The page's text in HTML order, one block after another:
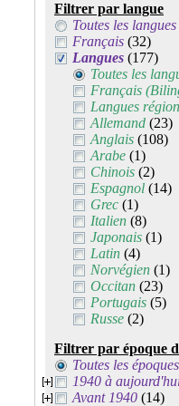
Filtrer par langue
Toutes les langues
Français (32)
Langues (177)
Toutes les
Français
Langues
Allemand (23)
Anglais (108)
Arabe (1)
Chinois (2)
Espagnol (14)
Grec (1)
Italien (8)
Japonais (1)
Latin (4)
Norvégien (1)
Occitan (23)
Portugais (5)
Russe (2)
Filtrer par époque
Toutes les époques
1940 à
Avant 1940 (14)